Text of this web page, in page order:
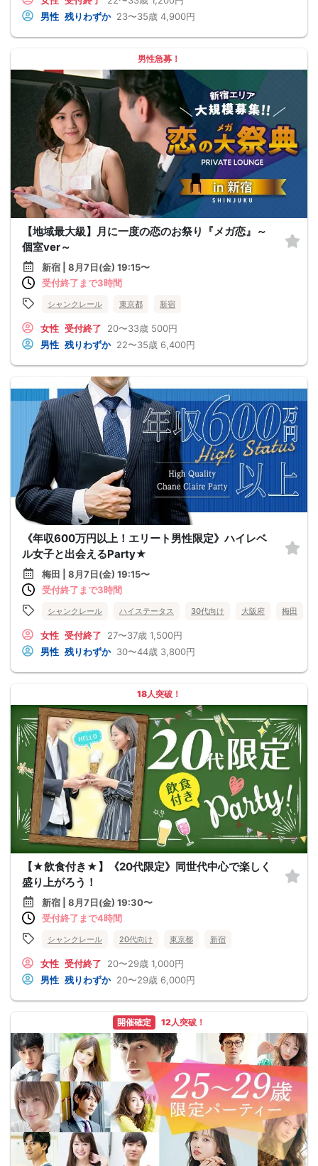
男性 残りわずか 23〜35歳 4,900円
男性急募！
【地域最大級】月に一度の恋のお祭り『メガ恋』～
個室ver～
新宿 | 8月7日(金) 19:15〜
受付終了まで3時間
シャンクレール 東京都 新宿
女性 受付終了 20〜33歳 500円
男性 残りわずか 22〜35歳 6,400円
《年収600万円以上！エリート男性限定》ハイレベ
ル女子と出会えるParty★
梅田 | 8月7日(金) 19:15〜
受付終了まで3時間
シャンクレール ハイステータス 30代向け 大阪府 梅田
女性 受付終了 27〜37歳 1,500円
男性 残りわずか 30〜44歳 3,800円
18人突破！
【★飲食付き★】《20代限定》同世代中心で楽しく
盛り上がろう！
新宿 | 8月7日(金) 19:30〜
受付終了まで4時間
シャンクレール 20代向け 東京都 新宿
女性 受付終了 20〜29歳 1,000円
男性 残りわずか 20〜29歳 6,000円
開催確定 12人突破！